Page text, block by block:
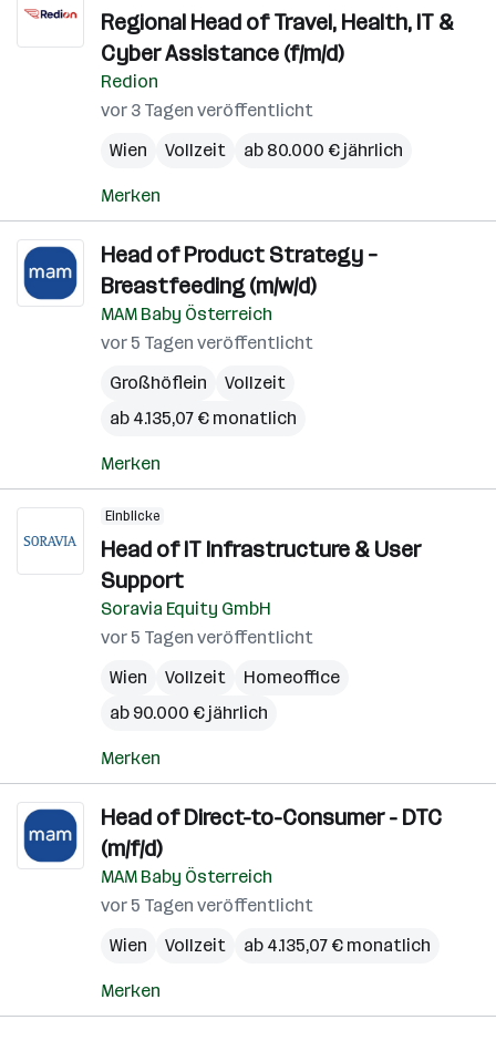
Regional Head of Travel, Health, IT &
Cyber Assistance (f/m/d)
Redion
vor 3 Tagen veröffentlicht
Wien
Vollzeit ab 80.000 € jährlich
Merken
Head of Product Strategy –
Breastfeeding (m/w/d)
MAM Baby Österreich
vor 5 Tagen veröffentlicht
Großhöflein
Vollzeit
ab 4.135,07 € monatlich
Merken
Einblicke
Head of IT Infrastructure & User
Support
Soravia Equity GmbH
vor 5 Tagen veröffentlicht
Wien
Vollzeit
Homeoffice
ab 90.000 € jährlich
Merken
Head of Direct-to-Consumer - DTC
(m/f/d)
MAM Baby Österreich
vor 5 Tagen veröffentlicht
Wien
Vollzeit ab 4.135,07 € monatlich
Merken